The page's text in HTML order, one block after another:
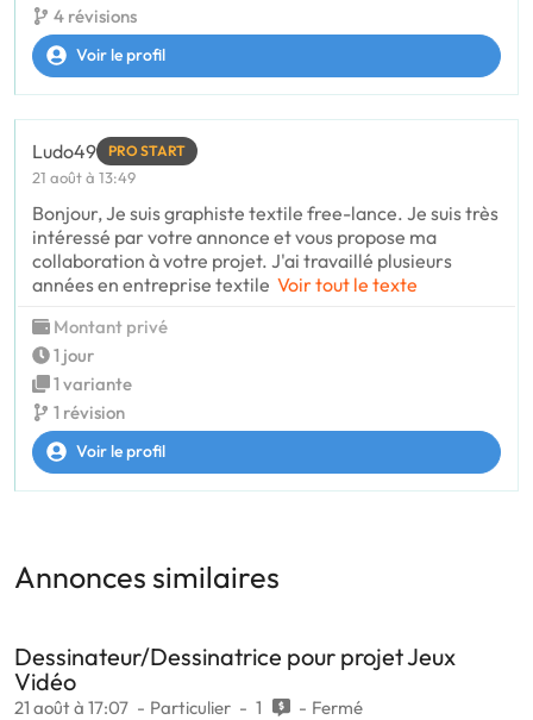
4 révisions
Voir le profil
Ludo49 PRO START
21 août à 13:49
Bonjour, Je suis graphiste textile free-lance. Je suis très
intéressé par votre annonce et vous propose ma
collaboration à votre projet. J'ai travaillé plusieurs
années en entreprise textile Voir tout le texte
Montant privé
1 jour
1 variante
1 révision
Voir le profil
Annonces similaires
Dessinateur/Dessinatrice pour projet Jeux
Vidéo
21 août à 17:07 Particulier 1 Fermé